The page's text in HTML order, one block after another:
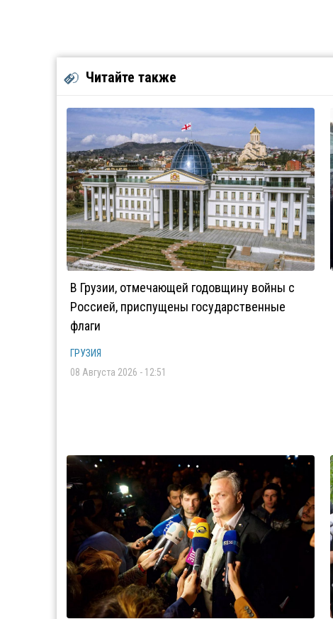
Читайте также
В Грузии, отмечающей годовщину войны с
Россией, приспущены государственные
флаги
ГРУЗИЯ
08 Августа 2026 - 12:51